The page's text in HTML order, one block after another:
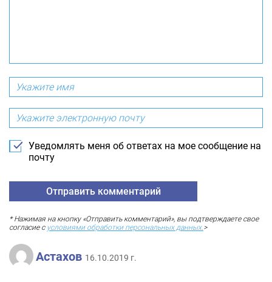
Уведомлять меня об ответах на мое сообщение на
почту
* Нажимая на кнопку «Отправить комментарий», вы подтверждаете свое
согласие с условиями обработки персональных данных.>
Астахов 16.10.2019 г.